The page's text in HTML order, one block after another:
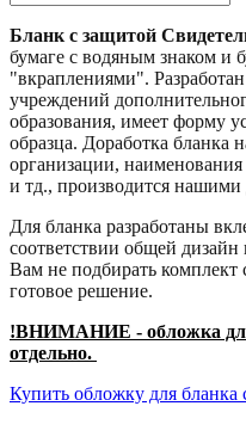
Бланк с защитой
бумаге с водяным знаком и
"вкраплениями".
учреждений
образования, имеет форму
образца. Доработка бланка
организации,
и тд., производится нашими
Для бланка разработаны
соответствии общей
Вам не подбирать комплект
готовое решение.
!ВНИМАНИЕ - обложка для
отдельно.
Купить обложку для бланка